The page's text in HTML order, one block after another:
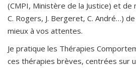
(CMPI, Ministère de la Justice) et de
C. Rogers, J. Bergeret, C. André…)
mieux à vos attentes.
Je pratique les Thérapies
ces thérapies brèves, centrées sur